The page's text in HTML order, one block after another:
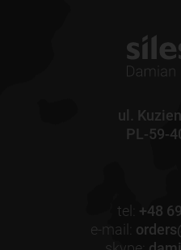
ul.
PL-59-
tel: +48
e-mail: